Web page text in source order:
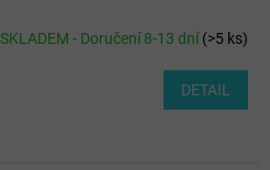
SKLADEM - Doručení 8-13 dní(>5 ks)
DETAIL